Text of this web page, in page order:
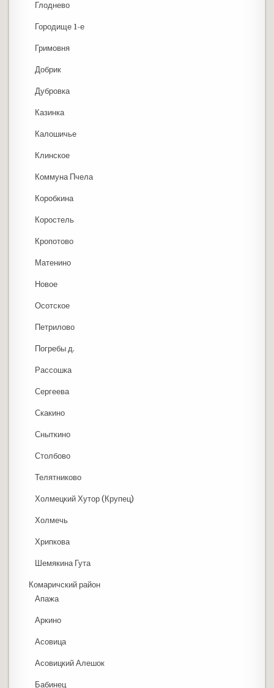
Глоднево
Городище 1-е
Гримовня
Добрик
Дубровка
Казинка
Калошичье
Клинское
Коммуна Пчела
Коробкина
Коростель
Кропотово
Матенино
Новое
Осотское
Петрилово
Погребы д.
Рассошка
Сергеева
Скакино
Сныткино
Столбово
Телятниково
Холмецкий Хутор (Крупец)
Холмечь
Хрипкова
Шемякина Гута
Комаричский район
Апажа
Аркино
Асовица
Асовицкий Алешок
Бабинец